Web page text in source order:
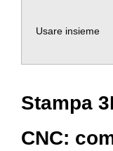
Usare insieme
Stampa
CNC: